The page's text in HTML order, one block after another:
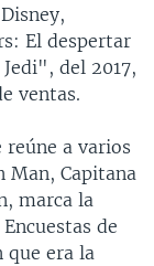
El despertar
del 2017,
ventas.
a varios
Man, Capitana
marca la
de
que era la